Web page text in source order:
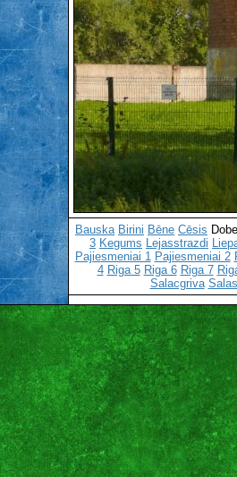
Bauska Birini Bēne Cēsis
3 Kegums Lejasstrazdi
Pajiesmeniai 1 Pajiesmeniai 2
4 Riga 5 Riga 6 Riga 7
Salacgriva